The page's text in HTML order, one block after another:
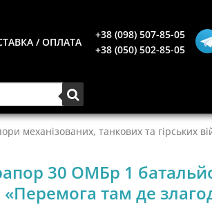
/ ОПЛАТА
+38 (098) 507-85-05
+38 (050) 502-85-05
механізованих, танкових та гірських
30 ОМБр 1
«Перемога там де